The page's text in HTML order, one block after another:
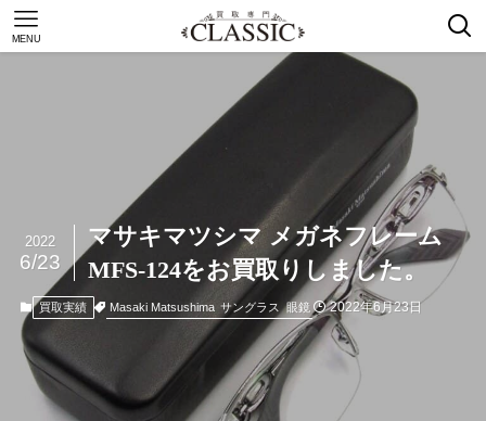
MENU
マサキマツシマ メガネフレーム
MFS-124をお買取りしました。
2022
6/23
買取実績 Masaki Matsushima サングラス 眼鏡 2022年6月23日